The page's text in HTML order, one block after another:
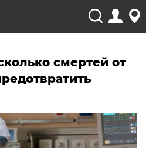
смертей от